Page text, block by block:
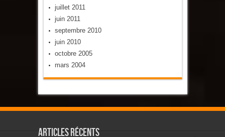
juillet 2011
juin 2011
septembre 2010
juin 2010
octobre 2005
mars 2004
Articles récents